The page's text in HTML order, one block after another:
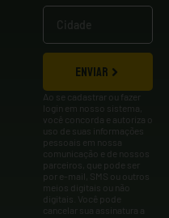
ENVIAR
Ao se cadastrar ou fazer
login em nosso sistema,
você concorda e autoriza o
uso de suas informações
pessoais em nossa
comunicação e de nossos
parceiros, que pode ser
por e-mail, SMS ou outros
meios digitais ou não
digitais. Você pode
cancelar sua assinatura a